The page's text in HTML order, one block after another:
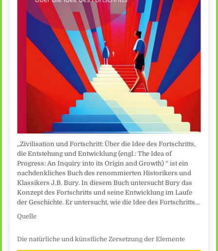
„Zivilisation und Fortschritt: Über die Idee des Fortschritts,
die Entstehung und Entwicklung (engl.: The Idea of
Progress: An Inquiry into its Origin and Growth) “ ist ein
nachdenkliches Buch des renommierten Historikers und
Klassikers J.B. Bury. In diesem Buch untersucht Bury das
Konzept des Fortschritts und seine Entwicklung im Laufe
der Geschichte. Er untersucht, wie die Idee des Fortschritts…
Quelle
Die natürliche und künstliche Zersetzung der Elemente